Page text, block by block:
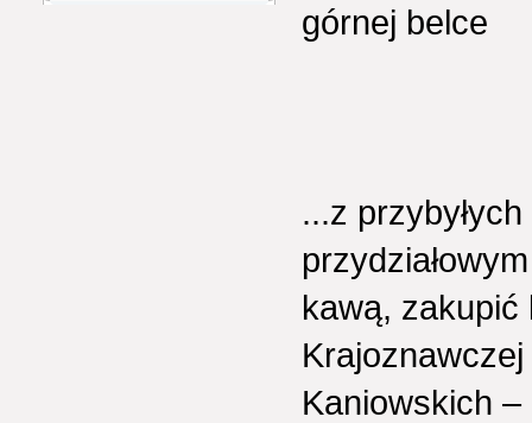
górnej belce
...z
kawą,
Krajoznawczej
Kaniowskich